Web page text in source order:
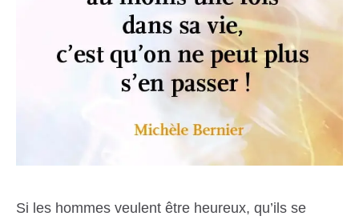
Si les hommes veulent être heureux, qu’ils se